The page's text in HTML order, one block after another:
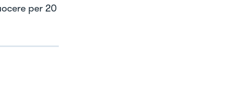
per 20